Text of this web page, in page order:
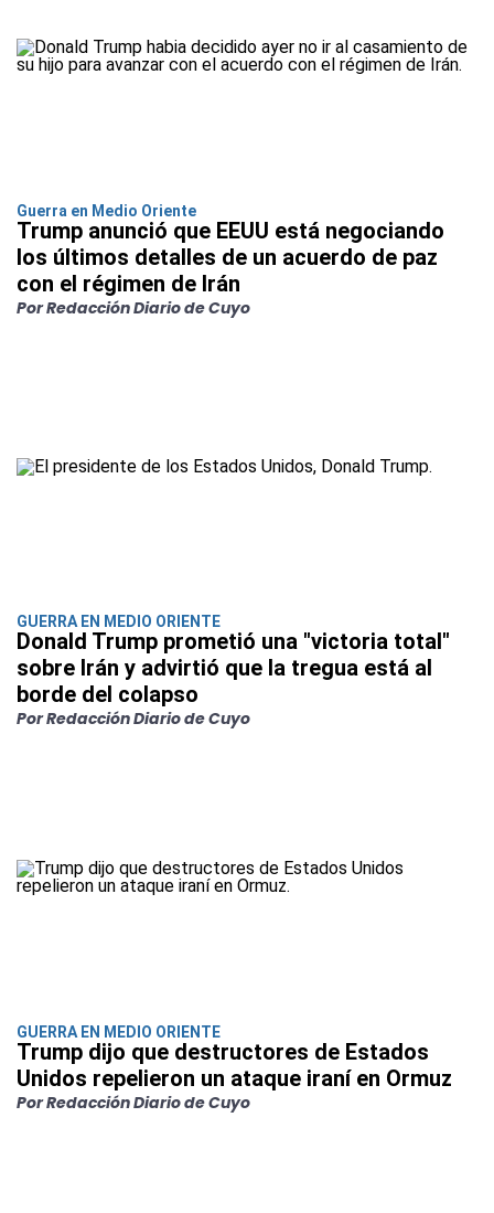
Guerra en Medio Oriente
Trump anunció que EEUU está negociando
los últimos detalles de un acuerdo de paz
con el régimen de Irán
Por Redacción Diario de Cuyo
GUERRA EN MEDIO ORIENTE
Donald Trump prometió una "victoria total"
sobre Irán y advirtió que la tregua está al
borde del colapso
Por Redacción Diario de Cuyo
GUERRA EN MEDIO ORIENTE
Trump dijo que destructores de Estados
Unidos repelieron un ataque iraní en Ormuz
Por Redacción Diario de Cuyo